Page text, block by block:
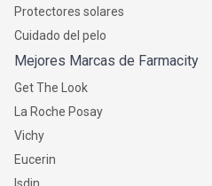
Protectores solares
Cuidado del pelo
Mejores Marcas de Farmacity
Get The Look
La Roche Posay
Vichy
Eucerin